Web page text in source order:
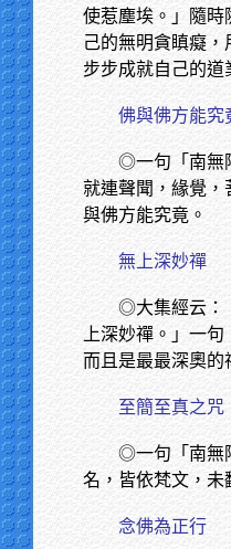
使惹塵埃。」隨時
己的無明貪瞋癡
步步成就自己的道
佛與佛方能究
◎一句「南無
就連聲聞，緣覺，
與佛方能究竟。
無上深妙禪
◎大集經云：
上深妙禪。」一
而且是最最深奧的
至簡至真之咒
◎一句「南無
名，皆依梵文，未
念佛為正行